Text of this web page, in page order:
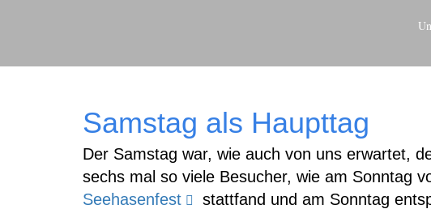
Samstag als Haupttag
Der Samstag war, wie auch von uns erwartet,
sechs mal so viele Besucher, wie am Sonntag
Seehasenfest
stattfand und am Sonntag